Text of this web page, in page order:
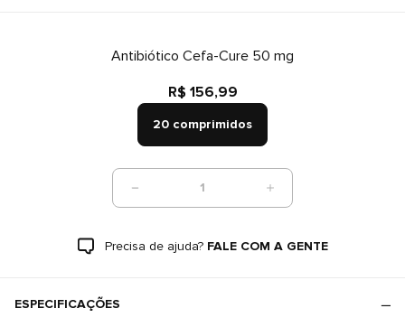
Antibiótico Cefa-Cure 50 mg
R$ 156,99
20 comprimidos
1
Precisa de ajuda? FALE COM A GENTE
ESPECIFICAÇÕES